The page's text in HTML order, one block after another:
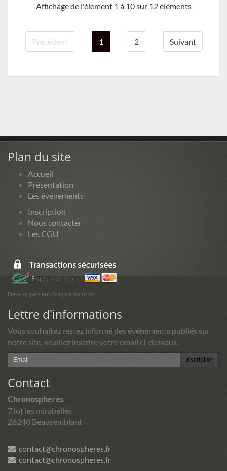
Affichage de l'élement 1 à 10 sur 12 éléments
Précédent 1 2 Suivant
Plan du site
Accueil
Présentation
Les événements
Inscription
Nous contacter
Les CGU
Développement Origami solution
Lettre d'informations
Vous souhaitez restez informé des événements publiés sur
notre site, veuillez inscrire votre email ci-dessous.
Inscription
Contact
Chronospheres
7 lot les mirabelles
26240 Beausemblant
contact@chronospheres.fr
contact@chronospheres.fr